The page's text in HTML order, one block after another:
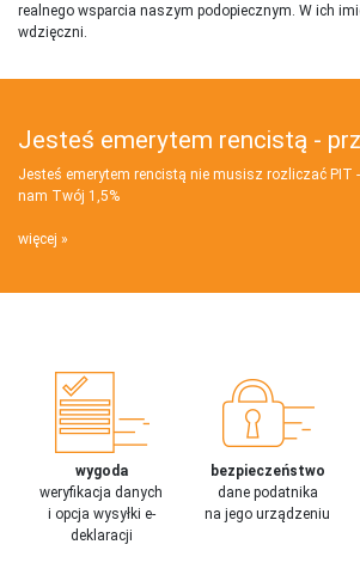
realnego wsparcia naszym podopiecznym. W ich
wdzięczni.
Jesteś emerytem rencistą -
Jesteś emerytem rencistą nie musisz rozliczać PIT -
nam Twój 1,5%
więcej
wygoda
weryfikacja danych
i opcja wysyłki e-
deklaracji
bezpieczeństwo
dane podatnika
na jego urządzeniu